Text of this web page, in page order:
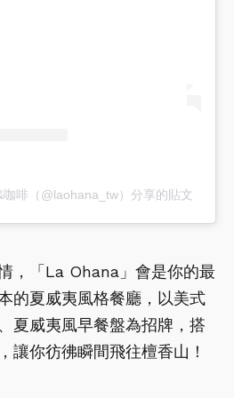
啡（@laohana_tw）分享的貼文
，「La Ohana」會是你的最
的夏威夷風格餐廳，以美式
夏威夷風早餐盤為招牌，搭
讓你彷彿瞬間飛往檀香山！